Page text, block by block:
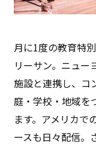
月に1度の教育特
リーサン。ニュー
施設と連携し、コ
庭・学校・地域を
ます。アメリカで
ースも日々配信。